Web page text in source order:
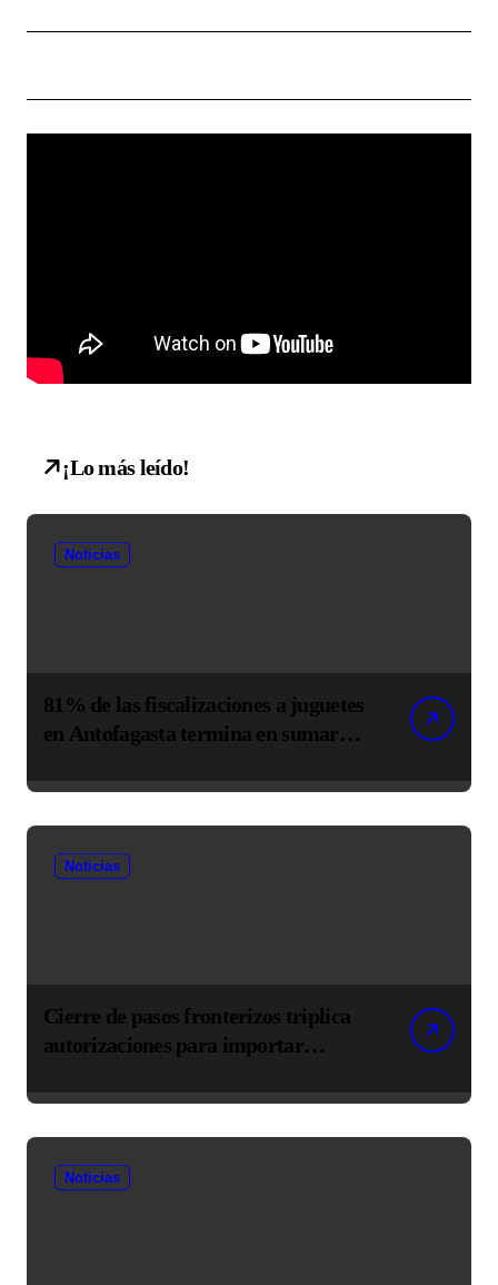
¡Lo más leído!
Noticias
81% de las fiscalizaciones a juguetes
en Antofagasta termina en sumarios
Noticias
Cierre de pasos fronterizos triplica
autorizaciones para importar
Noticias